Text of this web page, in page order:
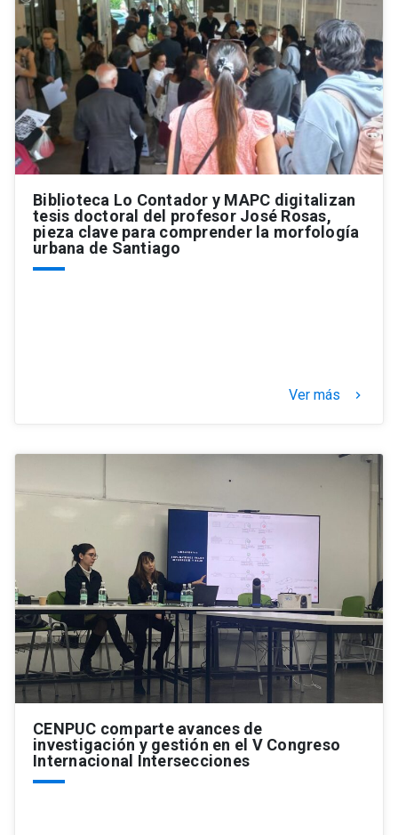
Biblioteca Lo Contador y MAPC digitalizan
tesis doctoral del profesor José Rosas,
pieza clave para comprender la morfología
urbana de Santiago
Ver más keyboard_arrow_right
CENPUC comparte avances de
investigación y gestión en el V Congreso
Internacional Intersecciones